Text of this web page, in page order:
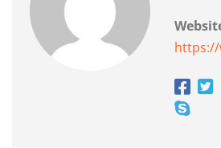
https://